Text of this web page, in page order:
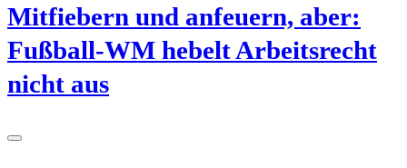
Mit­fie­bern und anfeu­ern, aber:
Fuß­ball-WM hebelt Arbeits­recht
nicht aus